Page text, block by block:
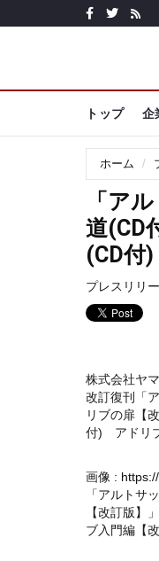
トップ 企
ホーム
「ア
道(CD
(CD付
プレスリリ
株式会社ヤ
改訂復刊「
リブの扉【
付) アドリ
画像 :
「アルト
【改訂版
ブ入門編【